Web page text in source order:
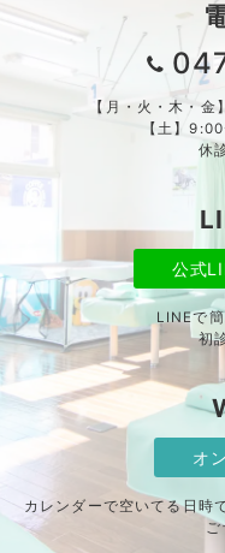
【月・火・木・
【土】
休
公式
LINEで
初
オ
カレンダーで空いてる日時
ご